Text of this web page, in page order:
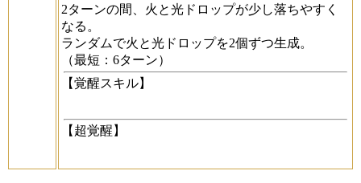
2ターンの間、火と光ドロップが少し落ちやすく
なる。
ランダムで火と光ドロップを2個ずつ生成。
（最短：6ターン）
【覚醒スキル】
【超覚醒】